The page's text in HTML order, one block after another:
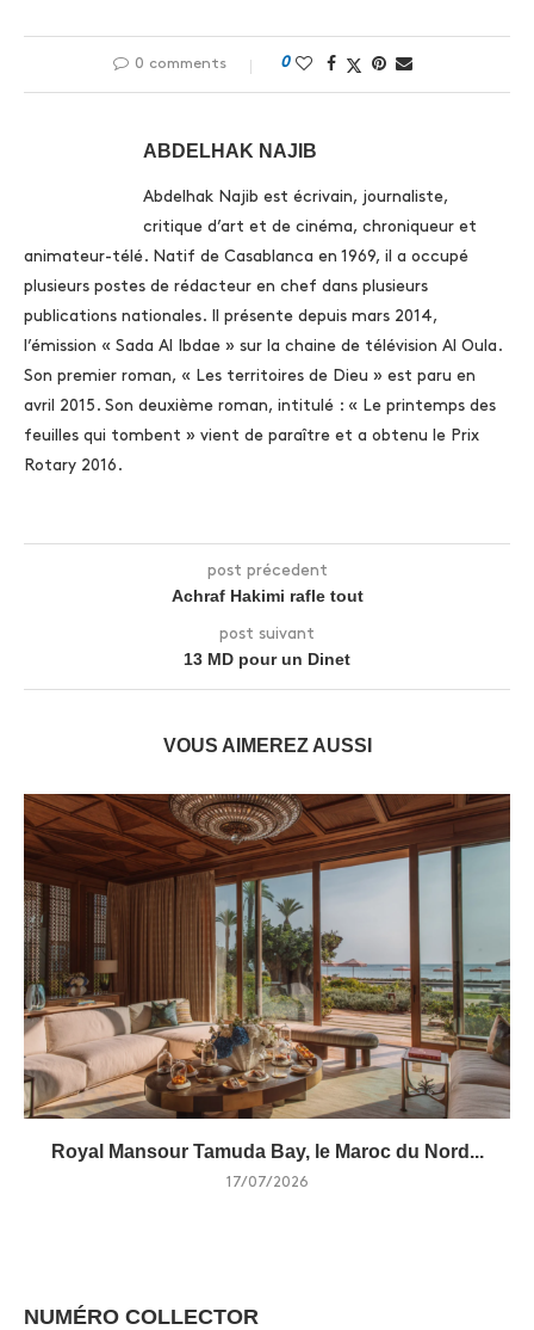
0 comments 0
ABDELHAK NAJIB
Abdelhak Najib est écrivain, journaliste,
critique d’art et de cinéma, chroniqueur et
animateur-télé. Natif de Casablanca en 1969, il a occupé
plusieurs postes de rédacteur en chef dans plusieurs
publications nationales. Il présente depuis mars 2014,
l’émission « Sada Al Ibdae » sur la chaine de télévision Al Oula.
Son premier roman, « Les territoires de Dieu » est paru en
avril 2015. Son deuxième roman, intitulé : « Le printemps des
feuilles qui tombent » vient de paraître et a obtenu le Prix
Rotary 2016.
post précedent
Achraf Hakimi rafle tout
post suivant
13 MD pour un Dinet
VOUS AIMEREZ AUSSI
Royal Mansour Tamuda Bay, le Maroc du Nord...
17/07/2026
NUMÉRO COLLECTOR